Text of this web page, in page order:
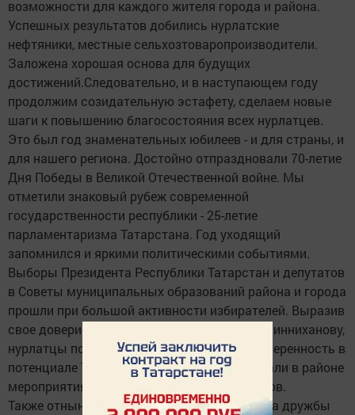
возможности для каждого жителя города и района.
Успешных результатов добились нурлатские
нефтяники, местные сельхозтоваропроизводители.
Заложена хорошая основа для будущих
достижений.Следовательно, и в наступающем году
продолжим созидательную эстафету, сделаем новые
шаги к повышению благосостояния всех нурлатцев.
Это был год знаменательных юбилеев - и для страны, и
для нашего региона. Достойно отпраздновали 70-летие
Дня Победы в Великой Отечественной войне. Мы
отметили знаковый рубеж современной
государственности республики - 25-летие
парламентаризма Татарстана. Год уходящий
запомнился и яркими политическими событиями.
Выборы Президента Республики Татарстан и депутатов
в Советы муниципальных образований района и города
прошли при большой активности избирателей. Выразив
свое доверие лидеру республики Рустаму Минниханову,
нурлатцы показали, насколько сильна их уверенность в
потенциале Татарстана. Успешно реализовали в районе
мероприятия в рамках Года парков и скверов.
Также отныне для всех открыты двери Дома дружбы